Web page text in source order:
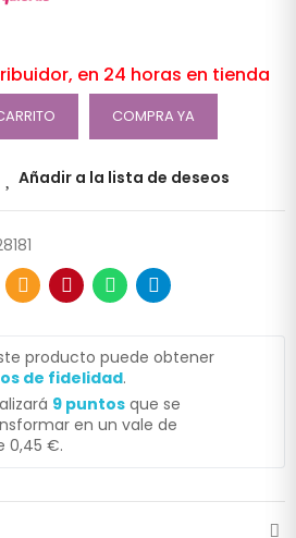
en 24 horas en tienda
COMPRA YA
Añadir a la lista de deseos
producto puede obtener
de fidelidad.
9 puntos que se
en un vale de
0,45 €.